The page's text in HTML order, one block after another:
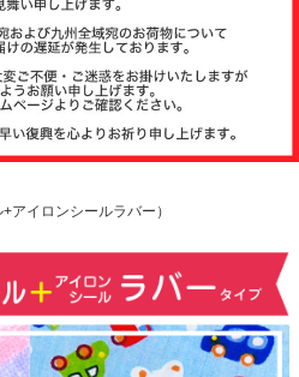
注文履歴
納期・発送方法
について
よくある質問
アイロンシールラバー）